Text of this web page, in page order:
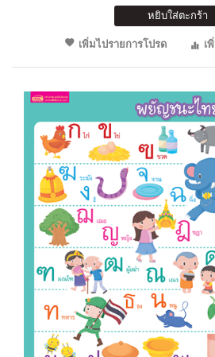
หยิบใส่ตะกร้า
เพิ่มไปรายการโปรด
เ